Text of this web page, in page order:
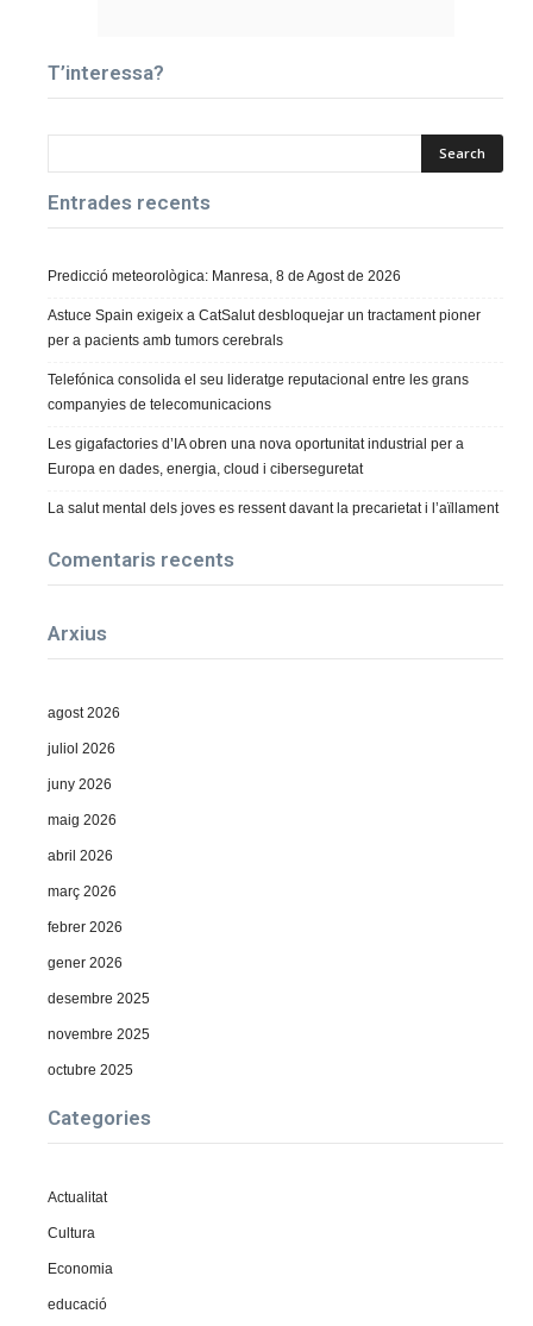
T’interessa?
Entrades recents
Predicció meteorològica: Manresa, 8 de Agost de 2026
Astuce Spain exigeix a CatSalut desbloquejar un tractament pioner
per a pacients amb tumors cerebrals
Telefónica consolida el seu lideratge reputacional entre les grans
companyies de telecomunicacions
Les gigafactories d’IA obren una nova oportunitat industrial per a
Europa en dades, energia, cloud i ciberseguretat
La salut mental dels joves es ressent davant la precarietat i l’aïllament
Comentaris recents
Arxius
agost 2026
juliol 2026
juny 2026
maig 2026
abril 2026
març 2026
febrer 2026
gener 2026
desembre 2025
novembre 2025
octubre 2025
Categories
Actualitat
Cultura
Economia
educació